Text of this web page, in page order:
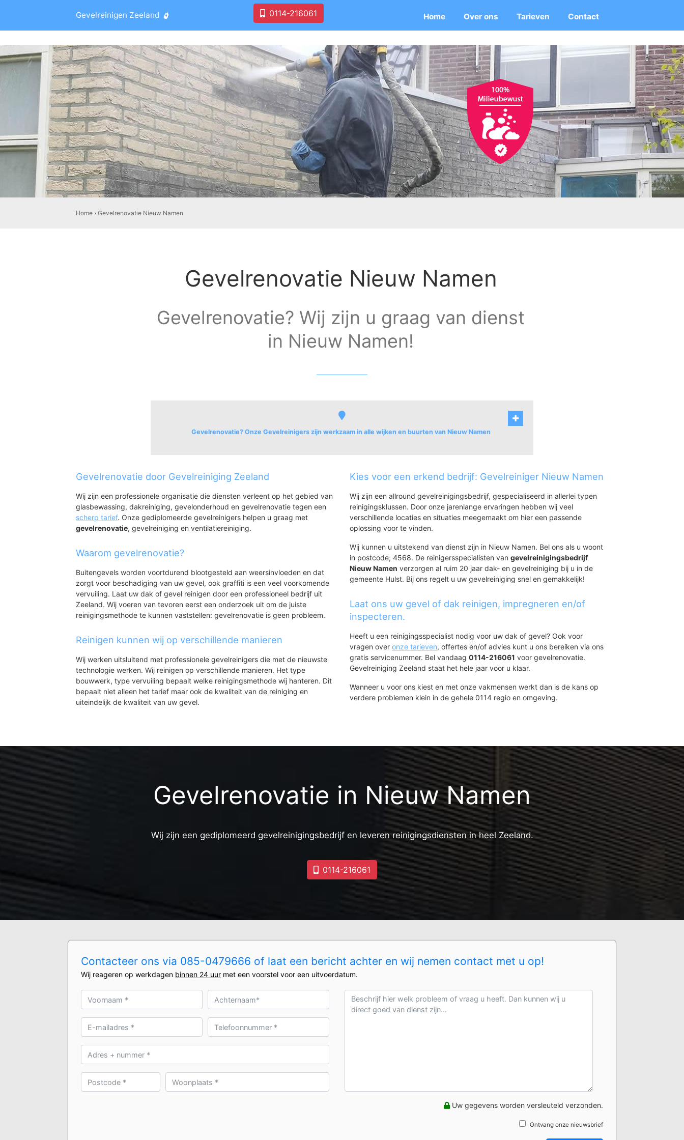
Gevelreinigen Zeeland 0114-216061 Home Over ons Tarieven Contact
Home ›Gevelrenovatie Nieuw Namen
Gevelrenovatie Nieuw Namen
Gevelrenovatie? Wij zijn u graag van dienst
in Nieuw Namen!
Gevelrenovatie? Onze Gevelreinigers zijn werkzaam in alle wijken en buurten van Nieuw Namen
Nieuw Namen
Gevelrenovatie door Gevelreiniging Zeeland
Wij zijn een professionele organisatie die diensten verleent op het gebied van
glasbewassing, dakreiniging, gevelonderhoud en gevelrenovatie tegen een
scherp tarief. Onze gediplomeerde gevelreinigers helpen u graag met
gevelrenovatie, gevelreiniging en ventilatiereiniging.
Waarom gevelrenovatie?
Buitengevels worden voortdurend blootgesteld aan weersinvloeden en dat
zorgt voor beschadiging van uw gevel, ook graffiti is een veel voorkomende
vervuiling. Laat uw dak of gevel reinigen door een professioneel bedrijf uit
Zeeland. Wij voeren van tevoren eerst een onderzoek uit om de juiste
reinigingsmethode te kunnen vaststellen: gevelrenovatie is geen probleem.
Reinigen kunnen wij op verschillende manieren
Wij werken uitsluitend met professionele gevelreinigers die met de nieuwste
technologie werken. Wij reinigen op verschillende manieren. Het type
bouwwerk, type vervuiling bepaalt welke reinigingsmethode wij hanteren. Dit
bepaalt niet alleen het tarief maar ook de kwaliteit van de reiniging en
uiteindelijk de kwaliteit van uw gevel.
Kies voor een erkend bedrijf: Gevelreiniger Nieuw Namen
Wij zijn een allround gevelreinigingsbedrijf, gespecialiseerd in allerlei typen
reinigingsklussen. Door onze jarenlange ervaringen hebben wij veel
verschillende locaties en situaties meegemaakt om hier een passende
oplossing voor te vinden.
Wij kunnen u uitstekend van dienst zijn in Nieuw Namen. Bel ons als u woont
in postcode; 4568. De reinigersspecialisten van gevelreinigingsbedrijf
Nieuw Namen verzorgen al ruim 20 jaar dak- en gevelreiniging bij u in de
gemeente Hulst. Bij ons regelt u uw gevelreiniging snel en gemakkelijk!
Laat ons uw gevel of dak reinigen, impregneren en/of
inspecteren.
Heeft u een reinigingsspecialist nodig voor uw dak of gevel? Ook voor
vragen over onze tarieven, offertes en/of advies kunt u ons bereiken via ons
gratis servicenummer. Bel vandaag 0114-216061 voor gevelrenovatie.
Gevelreiniging Zeeland staat het hele jaar voor u klaar.
Wanneer u voor ons kiest en met onze vakmensen werkt dan is de kans op
verdere problemen klein in de gehele 0114 regio en omgeving.
Gevelrenovatie in Nieuw Namen
Wij zijn een gediplomeerd gevelreinigingsbedrijf en leveren reinigingsdiensten in heel Zeeland.
0114-216061
Contacteer ons via 085-0479666 of laat een bericht achter en wij nemen contact met u op!
Wij reageren op werkdagen binnen 24 uur met een voorstel voor een uitvoerdatum.
Uw gegevens worden versleuteld verzonden.
Ontvang onze nieuwsbrief